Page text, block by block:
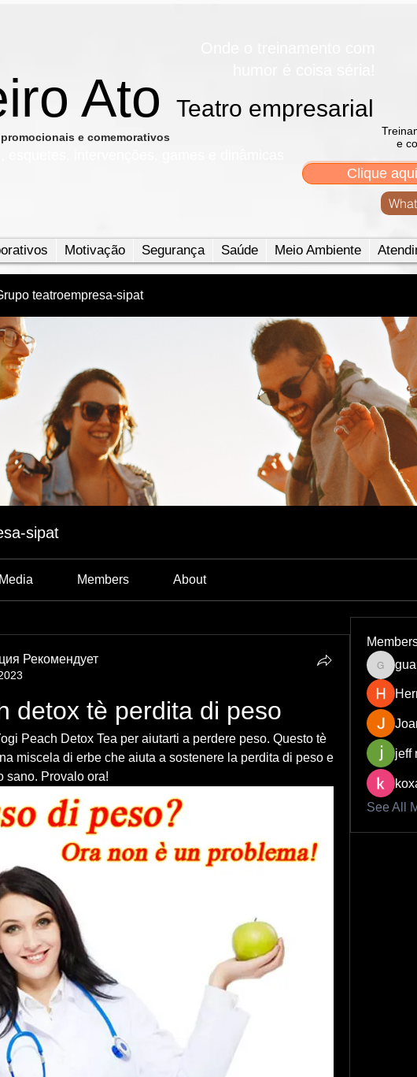
Ato Teatro empresarial​
e comemorativos
e
Clique
Motivação Segurança Saúde Meio Ambiente
teatroempresa-sipat
sipat
Media Members About
Рекомендует
detox tè perdita di peso
Peach Detox Tea per aiutarti a perdere peso. Questo tè
miscela di erbe che aiuta a sostenere la perdita di peso e
sano. Provalo ora!
jeff
See All